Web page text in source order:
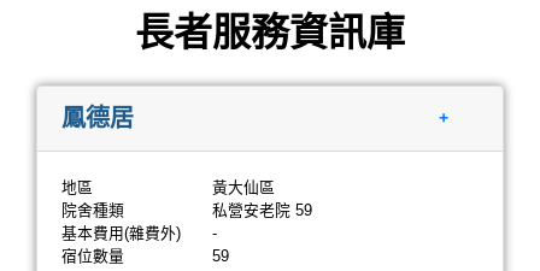
長者服務資訊庫
鳳德居 +
地區
黃大仙區
院舍種類
私營安老院 59
基本費用(雜費外)
-
宿位數量
59